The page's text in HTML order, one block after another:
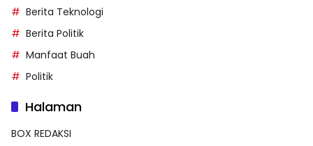
Berita Teknologi
Berita Politik
Manfaat Buah
Politik
Halaman
BOX REDAKSI